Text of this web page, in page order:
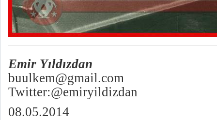
Emir Yıldızdan
buulkem@gmail.com
Twitter:@emiryildizdan
08.05.2014